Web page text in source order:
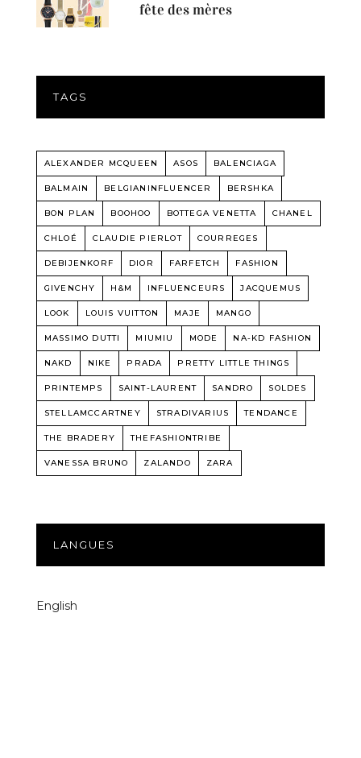
fête des mères
TAGS
ALEXANDER MCQUEEN ASOS BALENCIAGA
BALMAIN BELGIANINFLUENCER BERSHKA
BON PLAN BOOHOO BOTTEGA VENETTA CHANEL
CHLOÉ CLAUDIE PIERLOT COURREGES
DEBIJENKORF DIOR FARFETCH FASHION
GIVENCHY H&M INFLUENCEURS JACQUEMUS
LOOK LOUIS VUITTON MAJE MANGO
MASSIMO DUTTI MIUMIU MODE NA-KD FASHION
NAKD NIKE PRADA PRETTY LITTLE THINGS
PRINTEMPS SAINT-LAURENT SANDRO SOLDES
STELLAMCCARTNEY STRADIVARIUS TENDANCE
THE BRADERY THEFASHIONTRIBE
VANESSA BRUNO ZALANDO ZARA
LANGUES
English